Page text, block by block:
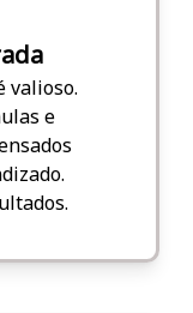
valioso.
e